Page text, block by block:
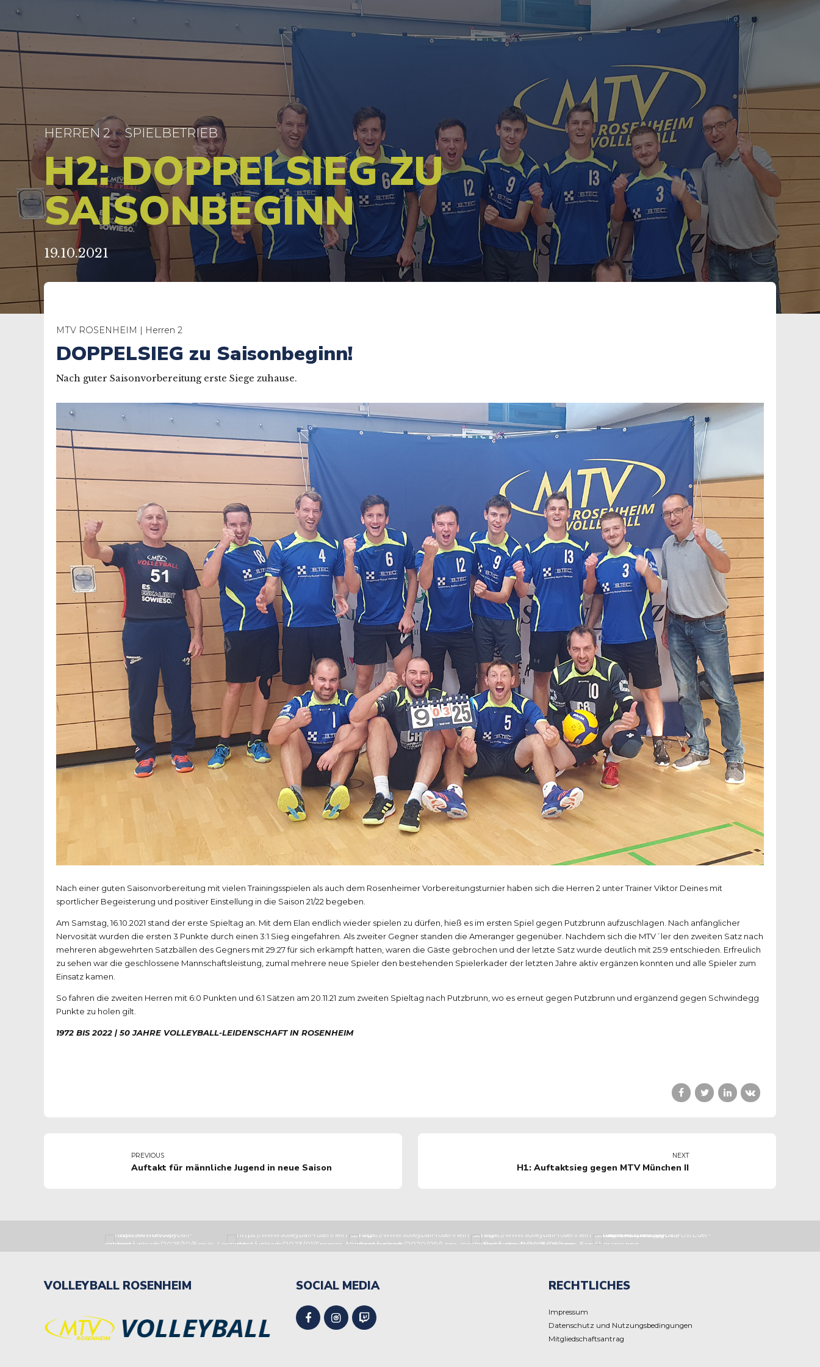
HERREN 2 SPIELBETRIEB
H2: DOPPELSIEG ZU
SAISONBEGINN
19.10.2021
MTV ROSENHEIM | Herren 2
DOPPELSIEG zu Saisonbeginn!
Nach guter Saisonvorbereitung erste Siege zuhause.
Nach einer guten Saisonvorbereitung mit vielen Trainingsspielen als auch dem Rosenheimer Vorbereitungsturnier haben sich die Herren 2 unter Trainer Viktor Deines mit
sportlicher Begeisterung und positiver Einstellung in die Saison 21/22 begeben.
Am Samstag, 16.10.2021 stand der erste Spieltag an. Mit dem Elan endlich wieder spielen zu dürfen, hieß es im ersten Spiel gegen Putzbrunn aufzuschlagen. Nach anfänglicher
Nervosität wurden die ersten 3 Punkte durch einen 3:1 Sieg eingefahren. Als zweiter Gegner standen die Ameranger gegenüber. Nachdem sich die MTV´ler den zweiten Satz nach
mehreren abgewehrten Satzbällen des Gegners mit 29:27 für sich erkämpft hatten, waren die Gäste gebrochen und der letzte Satz wurde deutlich mit 25:9 entschieden. Erfreulich
zu sehen war die geschlossene Mannschaftsleistung, zumal mehrere neue Spieler den bestehenden Spielerkader der letzten Jahre aktiv ergänzen konnten und alle Spieler zum
Einsatz kamen.
So fahren die zweiten Herren mit 6:0 Punkten und 6:1 Sätzen am 20.11.21 zum zweiten Spieltag nach Putzbrunn, wo es erneut gegen Putzbrunn und ergänzend gegen Schwindegg
Punkte zu holen gilt.
1972 BIS 2022 | 50 JAHRE VOLLEYBALL-LEIDENSCHAFT IN ROSENHEIM
PREVIOUS
Auftakt für männliche Jugend in neue Saison
NEXT
H1: Auftaktsieg gegen MTV München II
VOLLEYBALL ROSENHEIM SOCIAL MEDIA RECHTLICHES
Impressum
Datenschutz und Nutzungsbedingungen
Mitgliedschaftsantrag